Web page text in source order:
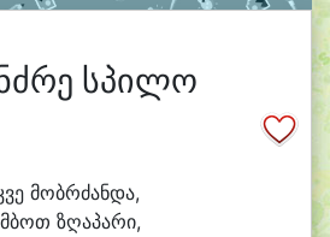
სპილო
ვე მობრძანდა,
ბოთ ზღაპარი,